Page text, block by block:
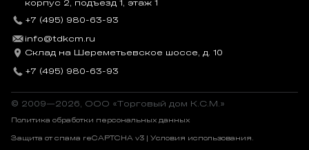
корпус 2, подъезд 1, этаж 1
+7 (495) 980-63-93
info@tdkcm.ru
Склад на Шереметьевское шоссе, д. 10
+7 (495) 980-63-93
© 2009—2026, OOO «Торговый дом К.С.М.»
Политика обработки персональных данных
Защита от спама reCAPTCHA v3 | Условия использования.